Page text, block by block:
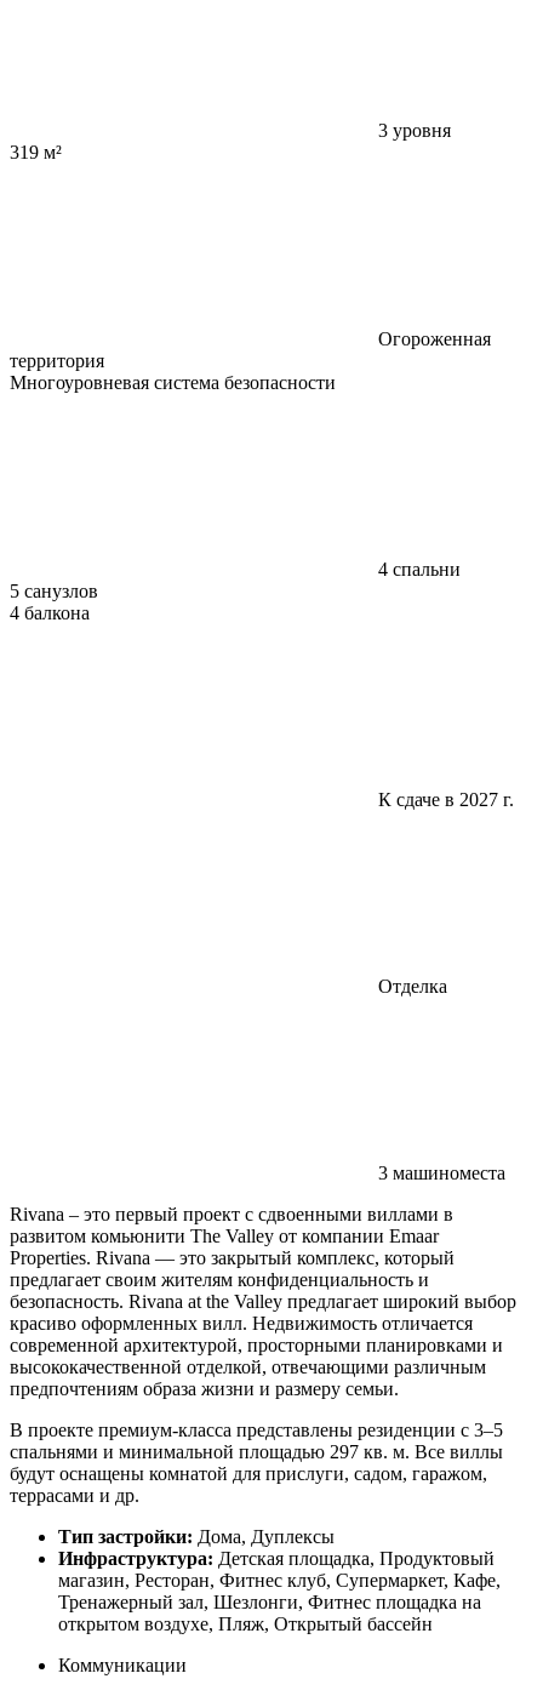
3 уровня
319 м²
Огороженная
территория
Многоуровневая система безопасности
4 спальни
5 санузлов
4 балкона
К сдаче в 2027 г.
Отделка
3 машиноместа
Rivana – это первый проект с сдвоенными виллами в
развитом комьюнити The Valley от компании Emaar
Properties. Rivana — это закрытый комплекс, который
предлагает своим жителям конфиденциальность и
безопасность. Rivana at the Valley предлагает широкий выбор
красиво оформленных вилл. Недвижимость отличается
современной архитектурой, просторными планировками и
высококачественной отделкой, отвечающими различным
предпочтениям образа жизни и размеру семьи.
В проекте премиум-класса представлены резиденции с 3–5
спальнями и минимальной площадью 297 кв. м. Все виллы
будут оснащены комнатой для прислуги, садом, гаражом,
террасами и др.
Тип застройки: Дома, Дуплексы
Инфраструктура: Детская площадка, Продуктовый
магазин, Ресторан, Фитнес клуб, Супермаркет, Кафе,
Тренажерный зал, Шезлонги, Фитнес площадка на
открытом воздухе, Пляж, Открытый бассейн
Коммуникации